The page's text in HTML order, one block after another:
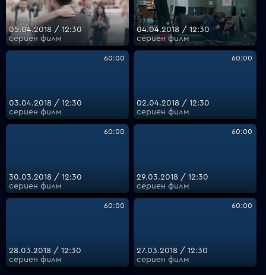
05.04.2018 / 12:30
сериен филм
04.04.2018 / 12:30
сериен филм
60:00
03.04.2018 / 12:30
сериен филм
60:00
02.04.2018 / 12:30
сериен филм
60:00
30.03.2018 / 12:30
сериен филм
60:00
29.03.2018 / 12:30
сериен филм
60:00
28.03.2018 / 12:30
сериен филм
60:00
27.03.2018 / 12:30
сериен филм